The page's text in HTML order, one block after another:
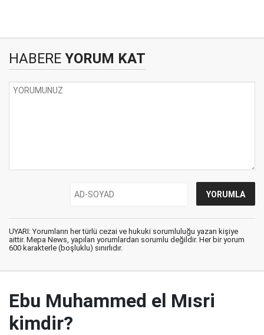
HABERE YORUM KAT
UYARI: Yorumların her türlü cezai ve hukuki sorumluluğu yazan kişiye
aittir. Mepa News, yapılan yorumlardan sorumlu değildir. Her bir yorum
600 karakterle (boşluklu) sınırlıdır.
Ebu Muhammed el Mısri
kimdir?